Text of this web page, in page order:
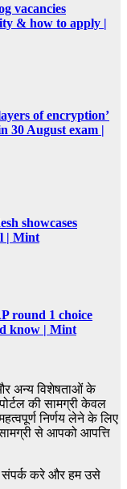
vacancies
& how to apply |
of encryption’
30 August exam |
showcases
| Mint
round 1 choice
know | Mint
अन्य विशेषताओं के
की सामग्री केवल
निर्णय लेने के लिए
से आपको आपत्ति
संपर्क करे और हम उसे